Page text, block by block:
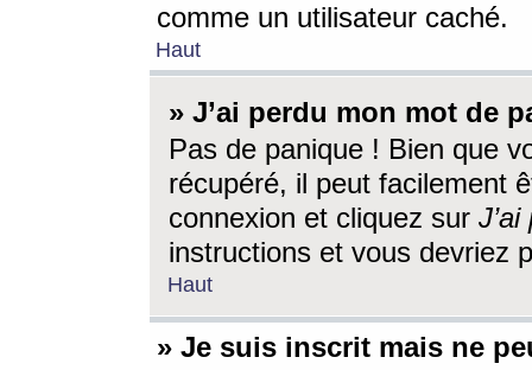
comme un utilisateur caché.
Haut
» J’ai perdu mon mot de
Pas de panique ! Bien que
récupéré, il peut facilement
connexion et cliquez sur
instructions et vous devriez
Haut
» Je suis inscrit mais ne